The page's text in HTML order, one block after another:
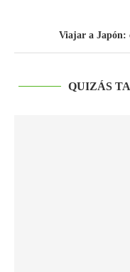
Viajar a Japón:
QUIZÁS